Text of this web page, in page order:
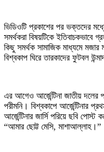
ভিডিওটি প্রকাশের পর ভক্তদের
সমর্থকরা বিষয়টিকে ইতিবাচকভাবে
কিছু সমর্থক সামাজিক মাধ্যমে
বিশ্বকাপ ঘিরে তারকাদের ফুটবল
এর আগেও আর্জেন্টিনা জাতীয় দলের
পরীমনি। বিশ্বকাপে আর্জেন্টিনার
আর্জেন্টিনার জার্সি পরিয়ে ছবি
“আমার ছোট্ট মেসি, মাশাআল্লাহ।”